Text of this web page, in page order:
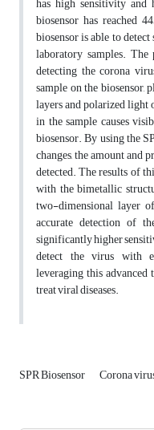
biosensor has reached
biosensor is able to
laboratory samples.
detecting the corona
sample on the biosensor,
layers and polarized light
in the sample causes
biosensor. By using the
changes, the amount and
detected. The results of
with the bimetallic
two-dimensional layer
accurate detection of
significantly higher
detect the virus with
leveraging this advanced
treat viral diseases.
SPR Biosensor Corona